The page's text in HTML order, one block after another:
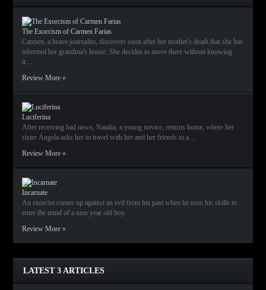
The Exorcism of Carmen Farias
Carmen, a brave journalist, discovers soon after her mother's death that she has
inherited her grandma's house. She decides to move there without knowing
it…
Review More »
Luciferina
After receiving bad news, Natalia, a young novice, returns home, where her
sister Ángela asks her to travel with her and her friends to a…
Review More »
Incarnate
An exorcist comes up against an evil from his past when he uses his skills to
enter the mind of a nine year old boy.
Review More »
LATEST 3 ARTICLES